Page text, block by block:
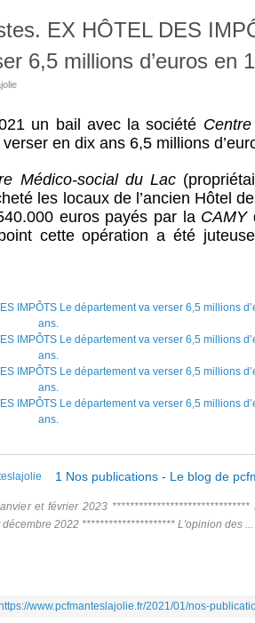
EX HÔTEL DES
6,5 millions d’euros en
un bail avec la société
en dix ans 6,5 millions
Médico-social du Lac
les locaux de l’ancien Hôtel
euros payés par la CAMY
cette opération a été
et février 2023 *******************************
2022 ********************* L'opinion des ...
www.pcfmanteslajolie.fr/2021/01/nos-